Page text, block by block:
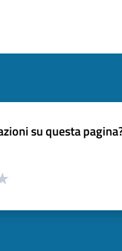
su questa